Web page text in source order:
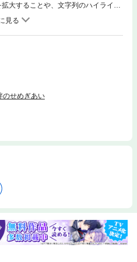
大することや、文字列のハイライ
能が使用できません。結婚、出産、
生の一大事が目白押しである。絆と
判断にどのような影響を及ぼすの
な選択をしたらよいのか。
のせめぎあい